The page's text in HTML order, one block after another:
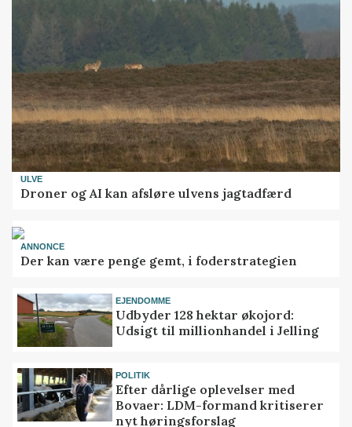
ULVE
Droner og AI kan afsløre ulvens jagtadfærd
ANNONCE
Der kan være penge gemt, i foderstrategien
EJENDOMME
Udbyder 128 hektar økojord:
Udsigt til millionhandel i Jelling
POLITIK
Efter dårlige oplevelser med
Bovaer: LDM-formand kritiserer
nyt høringsforslag